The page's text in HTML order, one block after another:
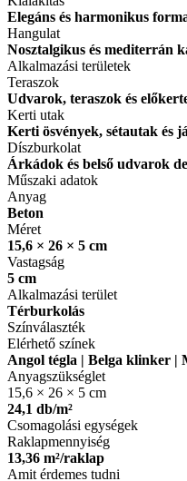
Elegáns és harmonikus
Hangulat
Nosztalgikus és mediterrán
Alkalmazási területek
Teraszok
Udvarok, teraszok és
Kerti utak
Kerti ösvények, sétautak és
Díszburkolat
Árkádok és belső udvarok
Műszaki adatok
Anyag
Beton
Méret
15,6 × 26 × 5 cm
Vastagság
5 cm
Alkalmazási terület
Térburkolás
Színválaszték
Elérhető színek
Angol tégla | Belga klinker |
Anyagszükséglet
15,6 × 26 × 5 cm
24,1 db/m²
Csomagolási egységek
Raklapmennyiség
13,36 m²/raklap
Amit érdemes tudni